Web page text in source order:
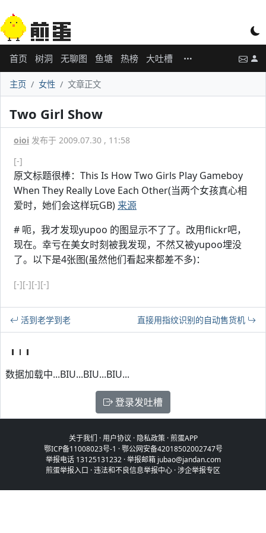
首页 树洞 无聊图 鱼塘 热榜 大吐槽
主页 女性 文章正文
Two Girl Show
oioi 发布于 2009.07.30 , 11:58
[-]
原文标题很棒：This Is How Two Girls Play Gameboy
When They Really Love Each Other(当两个女孩真心相
爱时，她们会这样玩GB) 来源
# 呃，我才发现yupoo 的图显示不了了。改用flickr吧，
现在。幸亏在美女时刻被我发现，不然又被yupoo埋没
了。以下是4张图(虽然他们看起来都差不多)：
[-][-][-][-]
活到老学到老 直接用指纹识别的自动售货机
数据加载中...BIU...BIU...BIU...
登录发吐槽
关于我们 ·用户协议 · 隐私政策·煎蛋APP
鄂ICP备11008023号-1 ·鄂公网安备42018502002747号
举报电话 13125131232 · 举报邮箱 jubao@jandan.com
煎蛋举报入口 ·违法和不良信息举报中心 ·涉企举报专区